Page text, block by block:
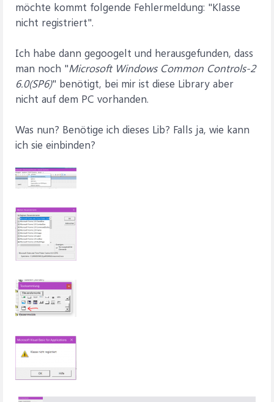
möchte kommt folgende Fehlermeldung: "Klasse
nicht registriert".
Ich habe dann gegoogelt und herausgefunden, dass
man noch "Microsoft Windows Common Controls-2
6.0(SP6)" benötigt, bei mir ist diese Library aber
nicht auf dem PC vorhanden.
Was nun? Benötige ich dieses Lib? Falls ja, wie kann
ich sie einbinden?